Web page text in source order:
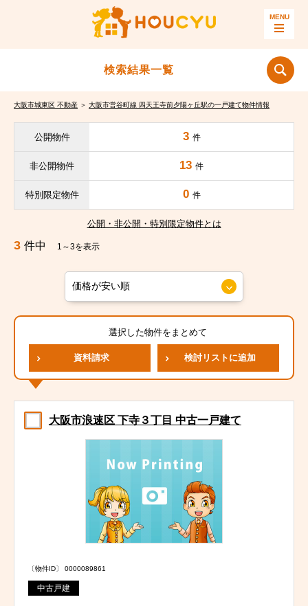
検索結果一覧
大阪市城東区 不動産 ＞ 大阪市営谷町線 四天王寺前夕陽ヶ丘駅の一戸建て物件情報
公開物件 3 件
非公開物件 13 件
特別限定物件 0 件
公開・非公開・特別限定物件とは
3 件中 1～3を表示
選択した物件をまとめて
資料請求 検討リストに追加
大阪市浪速区 下寺３丁目 中古一戸建て
〔物件ID〕 0000089861
中古戸建